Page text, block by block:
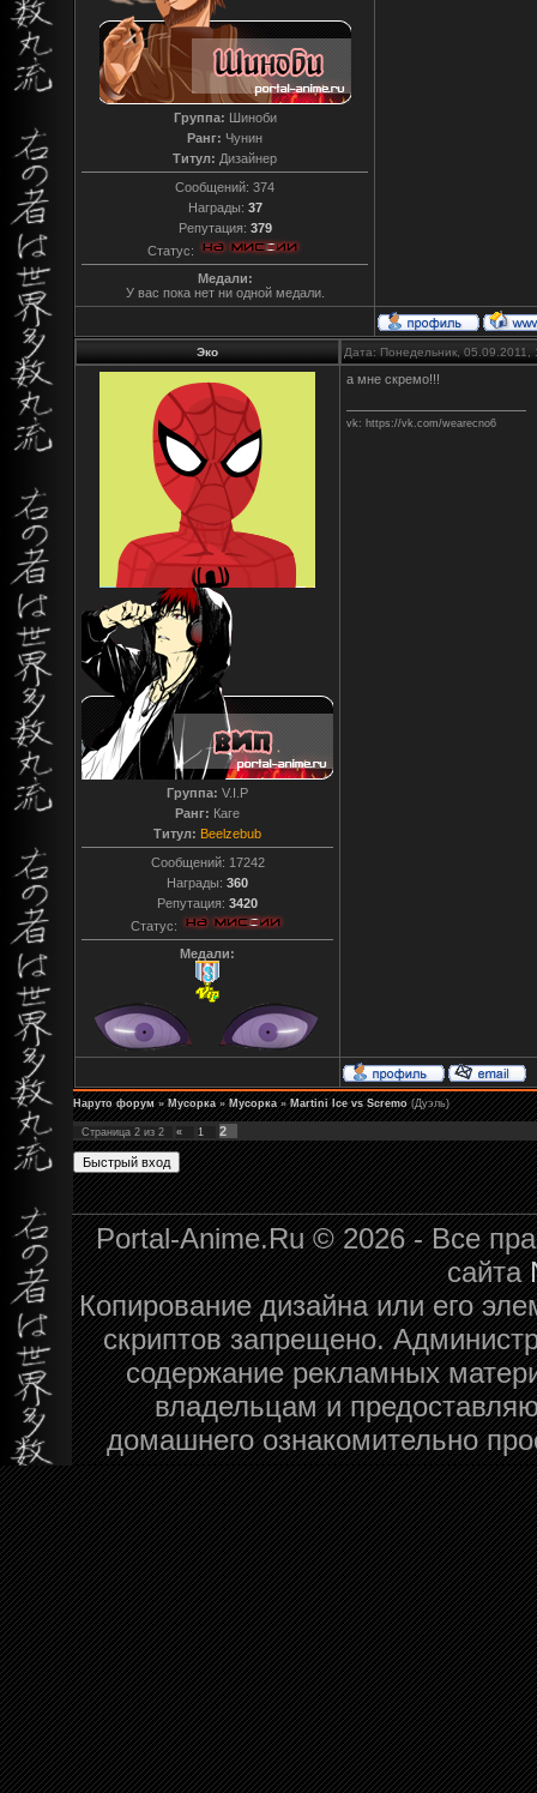
Группа: Шиноби
Ранг: Чунин
Титул: Дизайнер
Сообщений: 374
Награды: 37
Репутация: 379
Статус:
Медали:
У вас пока нет ни одной медали.
Эко Дата: Понедельник,
Группа: V.I.P
Ранг: Каге
Титул: Beelzebub
Сообщений: 17242
Награды: 360
Репутация: 3420
Статус:
Медали:
а мне скремо!!!
vk: https://vk.com/wearecno6
Наруто форум » Мусорка » Мусорка » Martini Ice vs Scremo (Дуэль)
Страница 2 из 2 « 1 2
Portal-Anime.Ru © 2026 - Все
сайта
Копирование дизайна или его
скриптов запрещено.
содержание рекламных
владельцам и
домашнего ознакомительно